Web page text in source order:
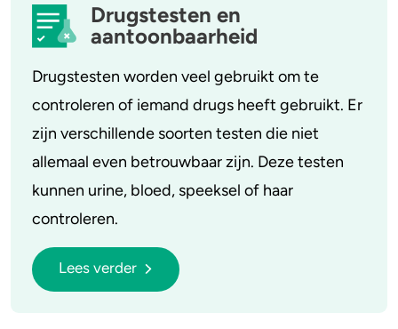
Drugstesten en
aantoonbaarheid
Drugstesten worden veel gebruikt om te
controleren of iemand drugs heeft gebruikt. Er
zijn verschillende soorten testen die niet
allemaal even betrouwbaar zijn. Deze testen
kunnen urine, bloed, speeksel of haar
controleren.
Lees verder